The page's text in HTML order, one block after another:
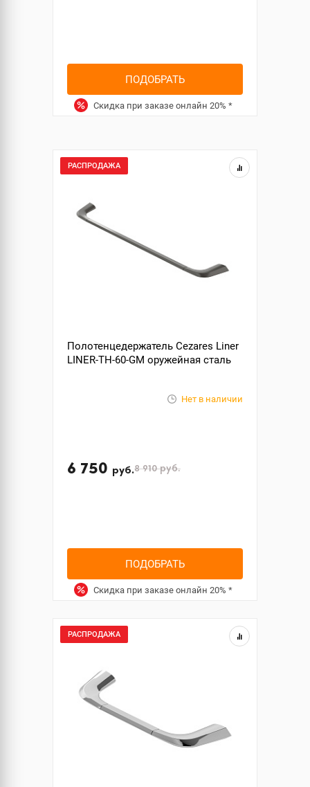
ПОДОБРАТЬ
Скидка при заказе онлайн 20% *
РАСПРОДАЖА
Полотенцедержатель Cezares Liner
LINER-TH-60-GM оружейная сталь
Нет в наличии
6 750 руб.8 910руб.
ПОДОБРАТЬ
Скидка при заказе онлайн 20% *
РАСПРОДАЖА